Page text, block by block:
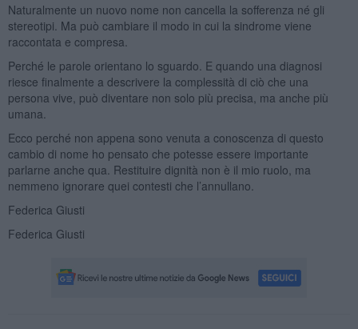
Naturalmente un nuovo nome non cancella la sofferenza né gli
stereotipi. Ma può cambiare il modo in cui la sindrome viene
raccontata e compresa.
Perché le parole orientano lo sguardo. E quando una diagnosi
riesce finalmente a descrivere la complessità di ciò che una
persona vive, può diventare non solo più precisa, ma anche più
umana.
Ecco perché non appena sono venuta a conoscenza di questo
cambio di nome ho pensato che potesse essere importante
parlarne anche qua. Restituire dignità non è il mio ruolo, ma
nemmeno ignorare quei contesti che l’annullano.
Federica Giusti
Federica Giusti